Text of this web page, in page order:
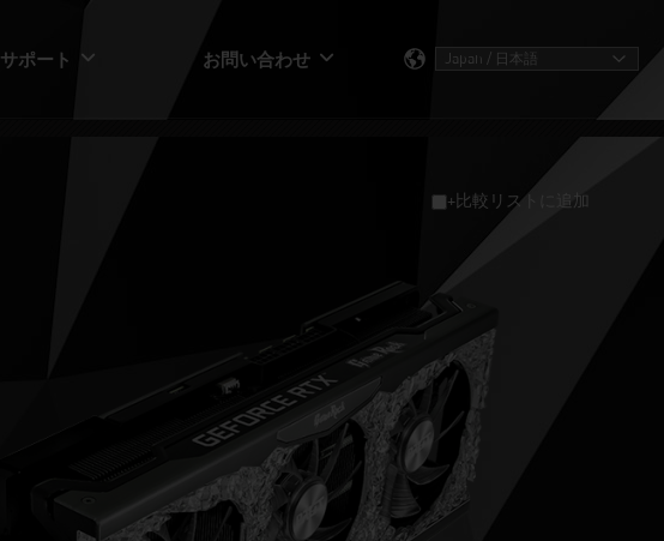
サポート お問い合わせ
+比較リストに追加